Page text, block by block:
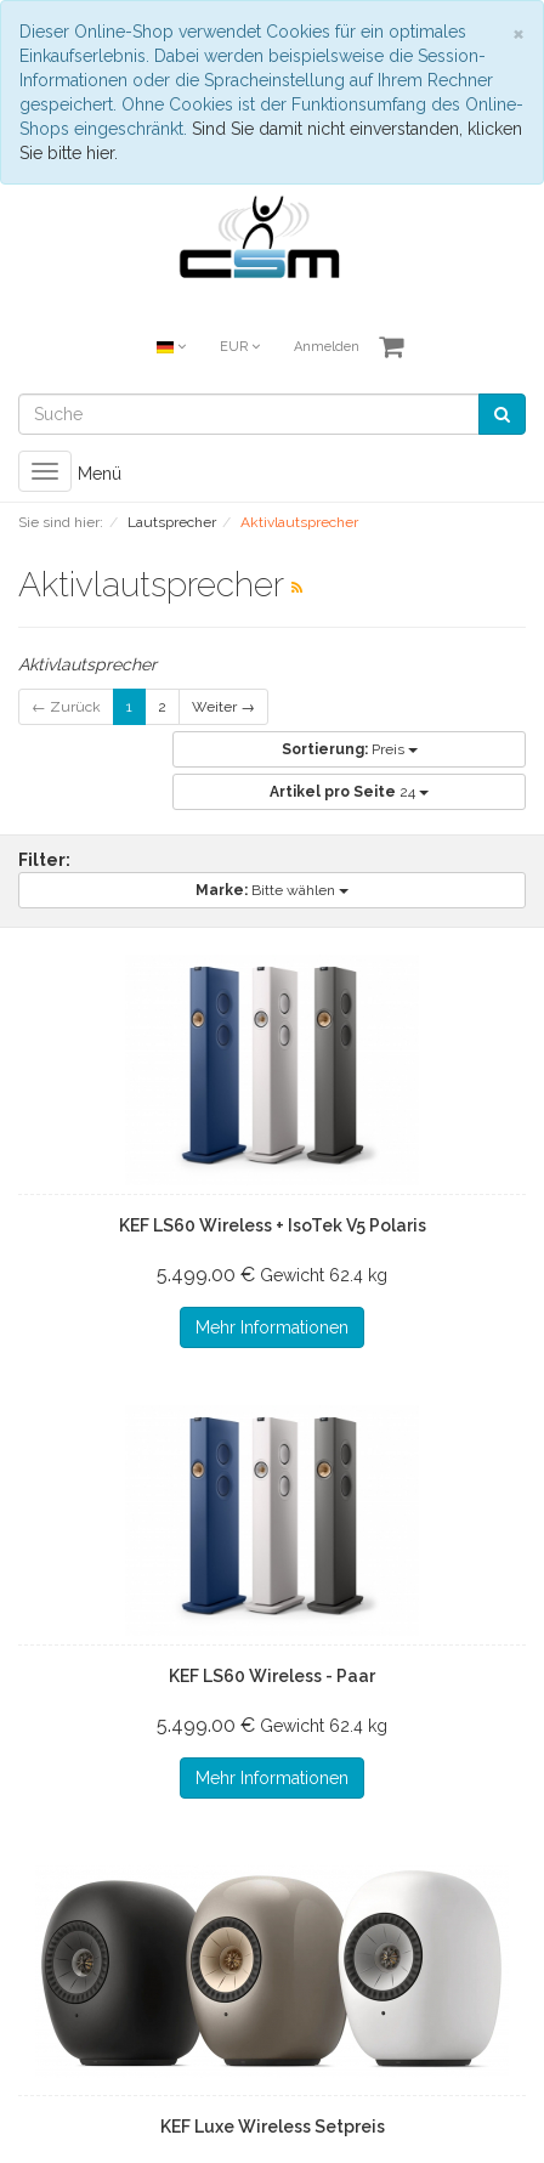
×
Dieser Online-Shop verwendet Cookies für ein optimales
Einkaufserlebnis. Dabei werden beispielsweise die Session-
Informationen oder die Spracheinstellung auf Ihrem Rechner
gespeichert. Ohne Cookies ist der Funktionsumfang des Online-
Shops eingeschränkt. Sind Sie damit nicht einverstanden, klicken
Sie bitte hier.
EUR Anmelden
Toggle
navigation
Menü
Sie sind hier: Lautsprecher Aktivlautsprecher
Aktivlautsprecher
Aktivlautsprecher
← Zurück 1 2 Weiter →
Sortierung: Preis
Artikel pro Seite 24
Filter:
Marke: Bitte wählen
KEF LS60 Wireless + IsoTek V5 Polaris
5.499.00 € Gewicht 62.4 kg
Mehr Informationen
KEF LS60 Wireless - Paar
5.499.00 € Gewicht 62.4 kg
Mehr Informationen
KEF Luxe Wireless Setpreis